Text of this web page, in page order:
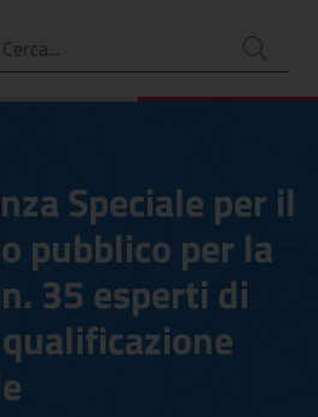
Ricerca
Speciale per il
pubblico per la
35 esperti di